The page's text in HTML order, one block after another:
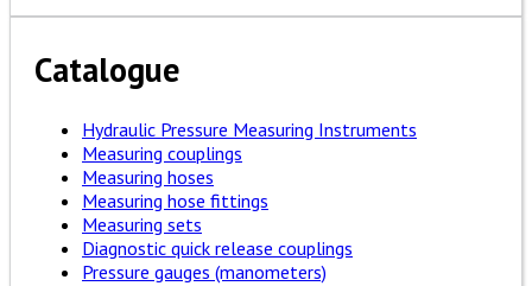
Catalogue
Hydraulic Pressure Measuring Instruments
Measuring couplings
Measuring hoses
Measuring hose fittings
Measuring sets
Diagnostic quick release couplings
Pressure gauges (manometers)